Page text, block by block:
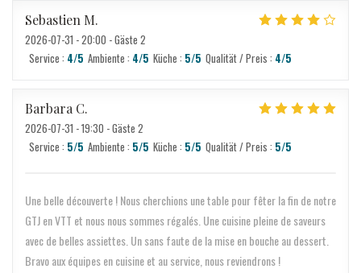
Sebastien M
2026-07-31 - 20:00 - Gäste 2
Service : 4/5 Ambiente : 4/5 Küche : 5/5 Qualität / Preis : 4/5
Barbara C
2026-07-31 - 19:30 - Gäste 2
Service : 5/5 Ambiente : 5/5 Küche : 5/5 Qualität / Preis : 5/5
Une belle découverte ! Nous cherchions une table pour fêter la fin de notre
GTJ en VTT et nous nous sommes régalés. Une cuisine pleine de saveurs
avec de belles assiettes. Un sans faute de la mise en bouche au dessert.
Bravo aux équipes en cuisine et au service, nous reviendrons !